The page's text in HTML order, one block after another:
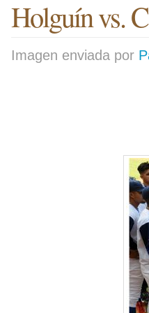
Holguín vs.
Imagen enviada por